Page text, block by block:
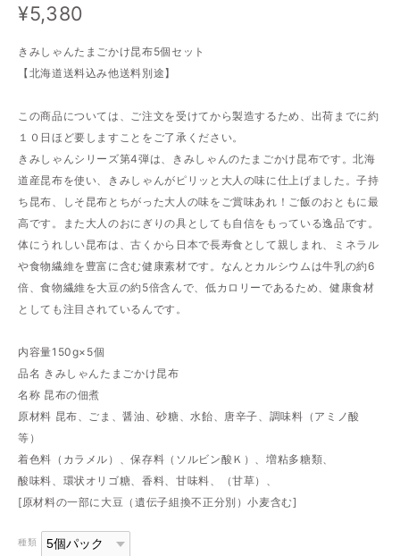
¥5,380
きみしゃんたまごかけ昆布5個セット
【北海道送料込み他送料別途】
この商品については、ご注文を受けてから製造するため、出荷までに約
１０日ほど要しますことをご了承ください。
きみしゃんシリーズ第4弾は、きみしゃんのたまごかけ昆布です。北海
道産昆布を使い、きみしゃんがピリッと大人の味に仕上げました。子持
ち昆布、しそ昆布とちがった大人の味をご賞味あれ！ご飯のおともに最
高です。また大人のおにぎりの具としても自信をもっている逸品です。
体にうれしい昆布は、古くから日本で長寿食として親しまれ、ミネラル
や食物繊維を豊富に含む健康素材です。なんとカルシウムは牛乳の約6
倍、食物繊維を大豆の約5倍含んで、低カロリーであるため、健康食材
としても注目されているんです。
内容量150g×5個
品名 きみしゃんたまごかけ昆布
名称 昆布の佃煮
原材料 昆布、ごま、醤油、砂糖、水飴、唐辛子、調味料（アミノ酸
等）
着色料（カラメル）、保存料（ソルビン酸Ｋ）、増粘多糖類、
酸味料、環状オリゴ糖、香料、甘味料、（甘草）、
[原材料の一部に大豆（遺伝子組換不正分別）小麦含む]
種類